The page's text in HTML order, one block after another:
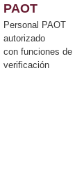
PAOT
Personal PAOT
autorizado
con funciones de
verificación